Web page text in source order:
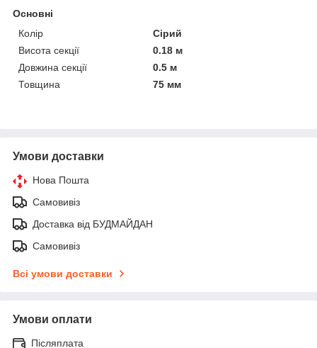
Основні
Колір
Сірий
Висота секції
0.18 м
Довжина секції
0.5 м
Товщина
75 мм
Умови доставки
Нова Пошта
Самовивіз
Доставка від БУДМАЙДАН
Самовивіз
Всі умови доставки
Умови оплати
Післяплата